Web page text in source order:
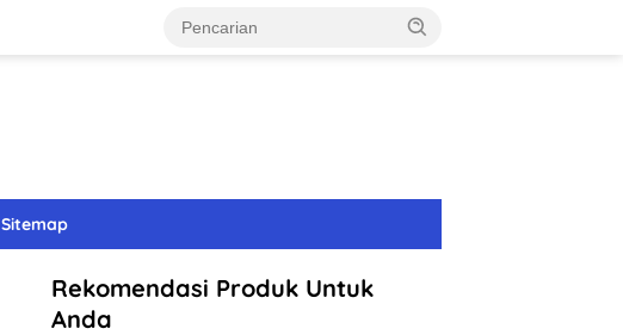
Sitemap
Rekomendasi Produk Untuk
Anda